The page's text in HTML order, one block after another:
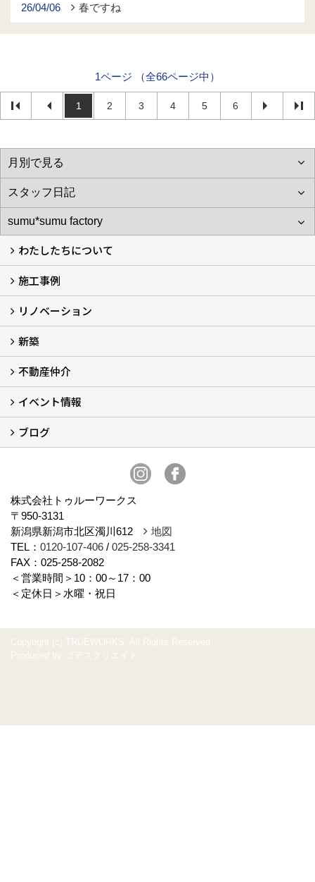
26/04/06 春ですね
1ページ （全66ページ中）
1 2 3 4 5 6
わたしたちについて
わたしたちについて…
会社概要
スタッフ紹介
アフターサポート
自社大工のつくる家
ショールーム
施工事例
施工実例
お客様の声
リノベーション
再生良家の家づくり (2)
戸建住宅リノベーション
リフォーム
住まいの補助金2026 (7)
新築
LaLaCASAの家
家づくりの流れ
新築モデルハウスモニター募集
不動産仲介
不動産仲介
中古物件リノベーションの流れ
不動産情報
イベント情報
イベント予告
イベント報告
ブログ
株式会社トゥルーワークス
〒950-3131
新潟県新潟市北区濁川612
地図
TEL： 0120-107-406 / 025-258-3341
FAX：025-258-2082
＜営業時間＞10：00～17：00
＜定休日＞水曜・祝日
Copyright (c) TRUEWORKS. All Rights Reserved.
Produced by
ゴデスクリエイト